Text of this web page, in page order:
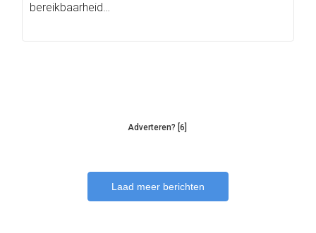
bereikbaarheid…
Adverteren? [6]
Laad meer berichten